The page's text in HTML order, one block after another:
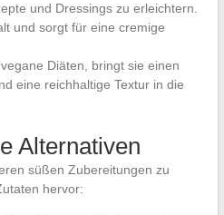
und Dressings zu erleichtern.
und sorgt für eine cremige
Diäten, bringt sie einen
eine reichhaltige Textur in die
Alternativen
süßen Zubereitungen zu
hervor: